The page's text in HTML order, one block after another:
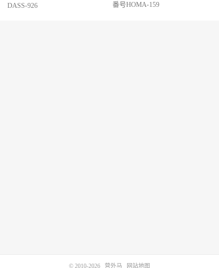
DASS-926
番号HOMA-159
© 2010-2026 营外马 网站地图